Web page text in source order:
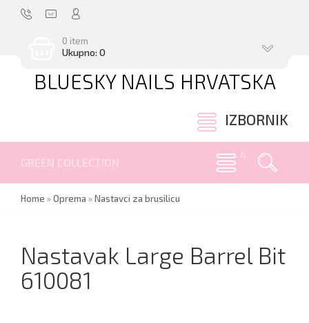
0 item
Ukupno: 0
BLUESKY NAILS HRVATSKA
.
IZBORNIK
GREEN COLLECTION
Home »Oprema »Nastavci za brusilicu
Nastavak Large Barrel Bit
610081